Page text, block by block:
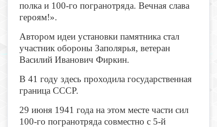
полка и 100-го погранотряда. Вечная слава
героям!».
Автором идеи установки памятника стал
участник обороны Заполярья, ветеран
Василий Иванович Фиркин.
В 41 году здесь проходила государственная
граница СССР.
29 июня 1941 года на этом месте части сил
100-го погранотряда совместно с 5-й